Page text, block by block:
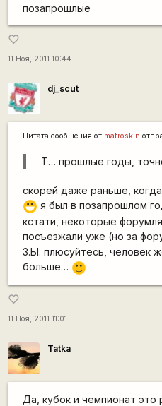
позапрошлые
favorite_border
11 Ноя, 2011 10:44
dj_scut
Цитата сообщения от matroskin
Т… прошлые годы,
скорей даже раньше,
:D я был в позапрошлом
кстати, некоторые
посъезжали уже (но за
З.Ы. плюсуйтесь, человек
больше…
:)
favorite_border
11 Ноя, 2011 11:01
Tatka
Да, кубок и чемпионат это